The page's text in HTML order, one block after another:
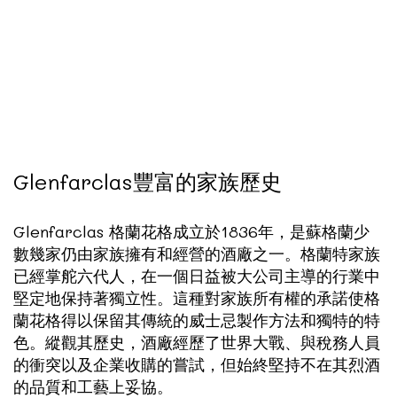
Glenfarclas豐富的家族歷史
Glenfarclas 格蘭花格成立於1836年，是蘇格蘭少
數幾家仍由家族擁有和經營的酒廠之一。格蘭特家族
已經掌舵六代人，在一個日益被大公司主導的行業中
堅定地保持著獨立性。這種對家族所有權的承諾使格
蘭花格得以保留其傳統的威士忌製作方法和獨特的特
色。縱觀其歷史，酒廠經歷了世界大戰、與稅務人員
的衝突以及企業收購的嘗試，但始終堅持不在其烈酒
的品質和工藝上妥協。